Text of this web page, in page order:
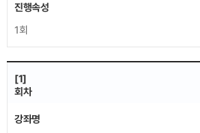
진행속성
1회
[1]
회차
강좌명